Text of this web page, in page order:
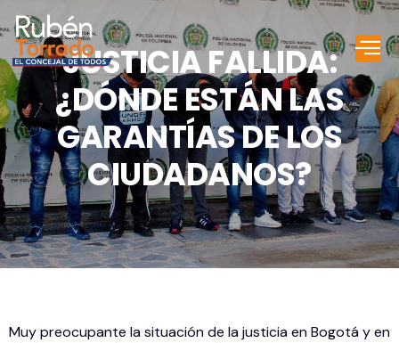
JUSTICIA FALLIDA:
¿DÓNDE ESTÁN LAS
GARANTÍAS DE LOS
CIUDADANOS?
Muy preocupante la situación de la justicia en Bogotá y en